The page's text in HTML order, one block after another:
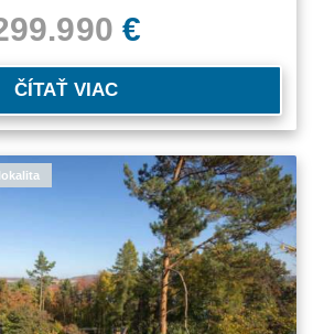
€
ČÍTAŤ VIAC